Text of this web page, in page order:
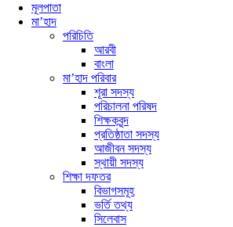
মূলপাতা
মা’হাদ
পরিচিতি
আরবী
বাংলা
মা’হাদ পরিবার
শূরা সদস্য
পরিচালনা পরিষদ
শিক্ষকবৃন্দ
প্রতিষ্ঠাতা সদস্য
আজীবন সদস্য
স্থায়ী সদস্য
শিক্ষা দফতর
বিভাগসমূহ
ভর্তি তথ্য
সিলেবাস